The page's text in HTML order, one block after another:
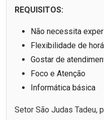
REQUISITOS:
Não necessita
Flexibilidade de
Gostar de
Foco e Atenção
Informática básica
Setor São Judas Tadeu,